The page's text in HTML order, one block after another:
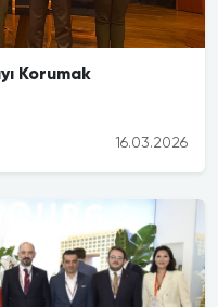
Korumak
16.03.2026